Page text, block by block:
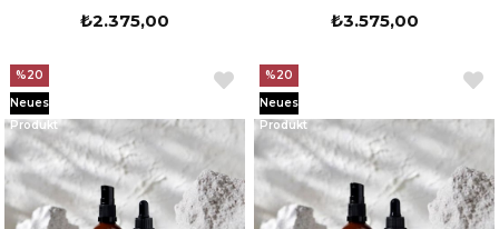
₺2.375,00 ₺3.575,00
%20
Neues
Produkt
%20
Neues
Produkt